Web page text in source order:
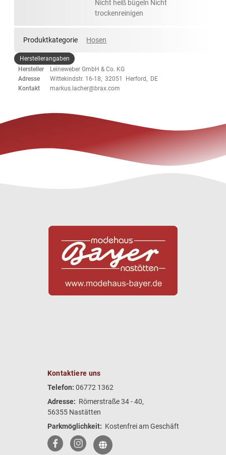
Nicht heiß bügeln Nicht
trockenreinigen
Produktkategorie Hosen
Herstellerangaben
Hersteller
Leineweber GmbH & Co. KG
Adresse
Wittekindstr. 16-18, 32051 Herford, DE
Kontakt
markus.lacher@brax.com
Kontaktiere uns
Telefon: 06772 1362
Adresse: Römerstraße 34 - 40,
56355 Nastätten
Parkmöglichkeit: Kostenfrei am Geschäft